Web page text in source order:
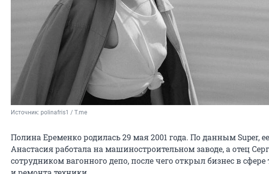
Источник: polinafris1 / T.me
Полина Еременко родилась 29 мая 2001 года. По данным Super,
Анастасия работала на машиностроительном заводе, а отец
сотрудником вагонного депо, после чего открыл бизнес в сфере